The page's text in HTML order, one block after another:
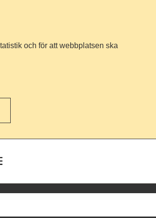
och för att webbplatsen ska